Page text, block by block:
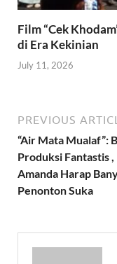
Film “Cek
di Era Kekinian
July 11, 2026
PREVIOUS
“Air Mata Mualaf”:
Produksi Fantastis
Amanda Harap
Penonton Suka